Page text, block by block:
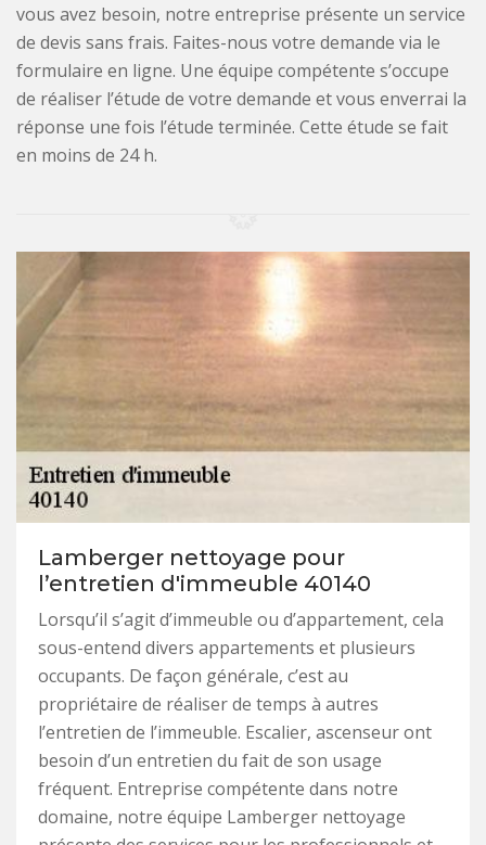
vous avez besoin, notre entreprise présente un service
de devis sans frais. Faites-nous votre demande via le
formulaire en ligne. Une équipe compétente s’occupe
de réaliser l’étude de votre demande et vous enverrai la
réponse une fois l’étude terminée. Cette étude se fait
en moins de 24 h.
Lamberger nettoyage pour
l’entretien d'immeuble 40140
Lorsqu’il s’agit d’immeuble ou d’appartement, cela
sous-entend divers appartements et plusieurs
occupants. De façon générale, c’est au
propriétaire de réaliser de temps à autres
l’entretien de l’immeuble. Escalier, ascenseur ont
besoin d’un entretien du fait de son usage
fréquent. Entreprise compétente dans notre
domaine, notre équipe Lamberger nettoyage